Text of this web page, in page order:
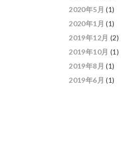
2020年5月 (1)
2020年1月 (1)
2019年12月 (2)
2019年10月 (1)
2019年8月 (1)
2019年6月 (1)